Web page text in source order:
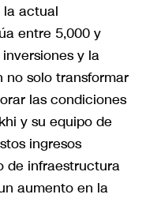
actual
entre 5,000 y
y la
solo transformar
las condiciones
y su equipo de
ingresos
de infraestructura
aumento en la